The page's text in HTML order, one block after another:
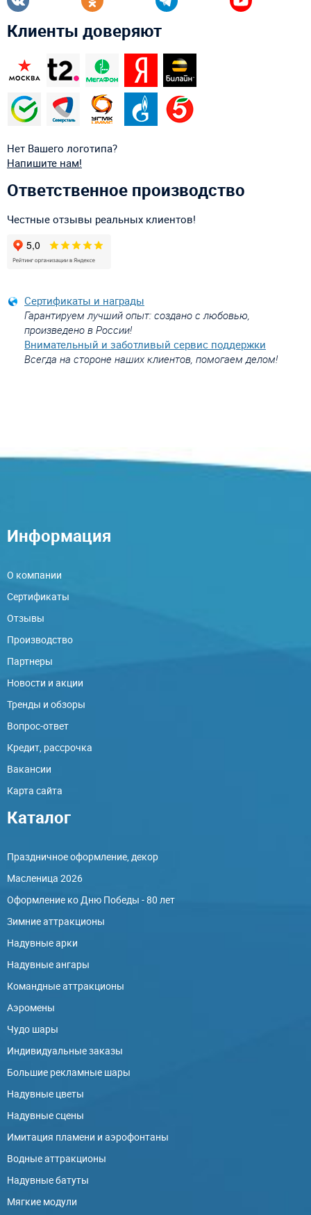
Клиенты доверяют
Нет Вашего логотипа?
Напишите нам!
Ответственное производство
Честные отзывы реальных клиентов!
Сертификаты и награды
Гарантируем лучший опыт: создано с любовью,
произведено в России!
Внимательный и заботливый сервис поддержки
Всегда на стороне наших клиентов, помогаем делом!
Информация
О компании
Сертификаты
Отзывы
Производство
Партнеры
Новости и акции
Тренды и обзоры
Вопрос-ответ
Кредит, рассрочка
Вакансии
Карта сайта
Каталог
Праздничное оформление, декор
Масленица 2026
Оформление ко Дню Победы - 80 лет
Зимние аттракционы
Надувные арки
Надувные ангары
Командные аттракционы
Аэромены
Чудо шары
Индивидуальные заказы
Большие рекламные шары
Надувные цветы
Надувные сцены
Имитация пламени и аэрофонтаны
Водные аттракционы
Надувные батуты
Мягкие модули